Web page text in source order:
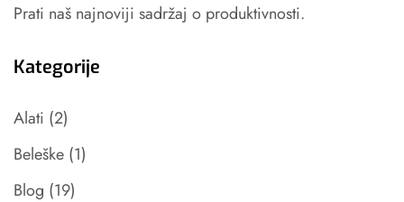
Prati naš najnoviji sadržaj o produktivnosti.
Kategorije
Alati (2)
Beleške (1)
Blog (19)